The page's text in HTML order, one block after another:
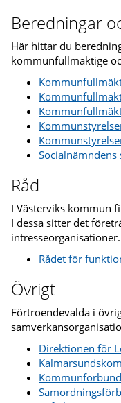
Beredningar
Här hittar du
kommunfullmäktige
Råd
I Västerviks kommun
I dessa sitter det
intresseorganisationer.
Rådet för
Övrigt
Förtroendevalda i
Direktionen för